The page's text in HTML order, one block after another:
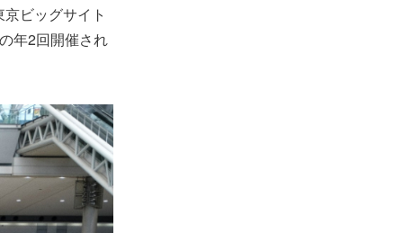
ビッグサイト
年2回開催され